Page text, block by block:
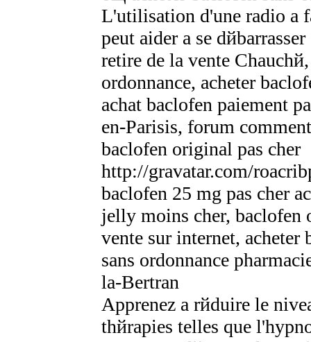
L'utilisation d'une radio а
peut aider а se
retire de la vente
ordonnance, acheter
achat baclofen paiement
en-Parisis, forum
baclofen original pas cher
http://gravatar.com/
baclofen 25 mg pas cher
jelly moins cher, baclofen
vente sur internet, acheter
sans ordonnance
la-Bertran
Apprenez а rйduire le
thйrapies telles que